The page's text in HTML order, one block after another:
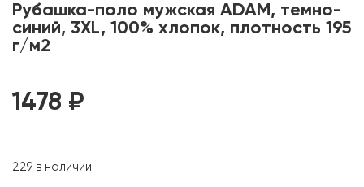
Рубашка-поло мужская ADAM, темно-
синий, 3XL, 100% хлопок, плотность 195
г/м2
1478 ₽
229 в наличии